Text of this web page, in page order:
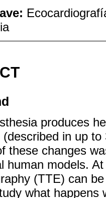
produces
(described in up
these changes
human models.
(TTE) can
what happens